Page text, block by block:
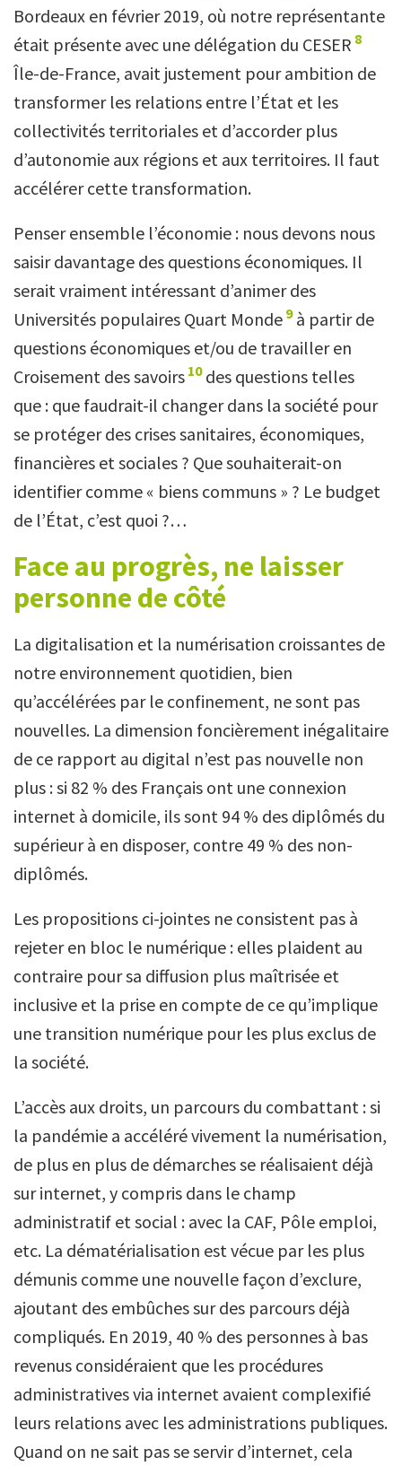
Bordeaux en février 2019, où notre représentante
était présente avec une délégation du CESER 8
Île-de-France, avait justement pour ambition de
transformer les relations entre l’État et les
collectivités territoriales et d’accorder plus
d’autonomie aux régions et aux territoires. Il faut
accélérer cette transformation.
Penser ensemble l’économie : nous devons nous
saisir davantage des questions économiques. Il
serait vraiment intéressant d’animer des
Universités populaires Quart Monde 9à partir de
questions économiques et/ou de travailler en
Croisement des savoirs 10des questions telles
que : que faudrait-il changer dans la société pour
se protéger des crises sanitaires, économiques,
financières et sociales ? Que souhaiterait-on
identifier comme « biens communs » ? Le budget
de l’État, c’est quoi ?…
Face au progrès, ne laisser
personne de côté
La digitalisation et la numérisation croissantes de
notre environnement quotidien, bien
qu’accélérées par le confinement, ne sont pas
nouvelles. La dimension foncièrement inégalitaire
de ce rapport au digital n’est pas nouvelle non
plus : si 82 % des Français ont une connexion
internet à domicile, ils sont 94 % des diplômés du
supérieur à en disposer, contre 49 % des non-
diplômés.
Les propositions ci-jointes ne consistent pas à
rejeter en bloc le numérique : elles plaident au
contraire pour sa diffusion plus maîtrisée et
inclusive et la prise en compte de ce qu’implique
une transition numérique pour les plus exclus de
la société.
L’accès aux droits, un parcours du combattant : si
la pandémie a accéléré vivement la numérisation,
de plus en plus de démarches se réalisaient déjà
sur internet, y compris dans le champ
administratif et social : avec la CAF, Pôle emploi,
etc. La dématérialisation est vécue par les plus
démunis comme une nouvelle façon d’exclure,
ajoutant des embûches sur des parcours déjà
compliqués. En 2019, 40 % des personnes à bas
revenus considéraient que les procédures
administratives via internet avaient complexifié
leurs relations avec les administrations publiques.
Quand on ne sait pas se servir d’internet, cela